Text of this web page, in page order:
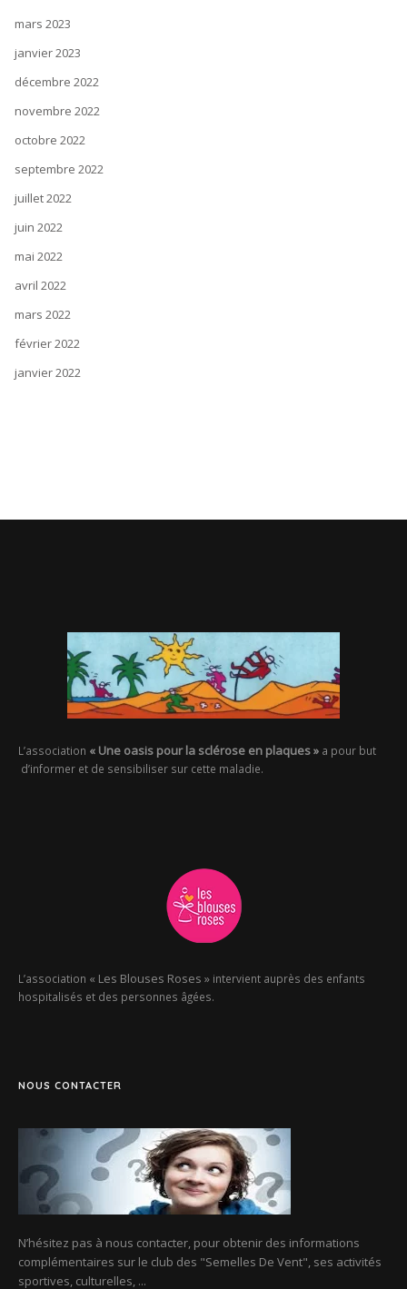
mars 2023
janvier 2023
décembre 2022
novembre 2022
octobre 2022
septembre 2022
juillet 2022
juin 2022
mai 2022
avril 2022
mars 2022
février 2022
janvier 2022
L’association « Une oasis pour la sclérose en plaques » a pour but
d’informer et de sensibiliser sur cette maladie.
L’association « Les Blouses Roses » intervient auprès des enfants
hospitalisés et des personnes âgées.
NOUS CONTACTER
N’hésitez pas à nous contacter, pour obtenir des informations
complémentaires sur le club des "Semelles De Vent", ses activités
sportives, culturelles, ...